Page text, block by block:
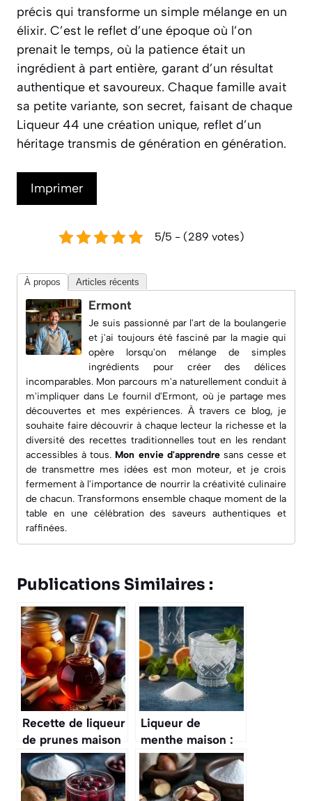
précis qui transforme un simple mélange en un
élixir. C’est le reflet d’une époque où l’on
prenait le temps, où la patience était un
ingrédient à part entière, garant d’un résultat
authentique et savoureux. Chaque famille avait
sa petite variante, son secret, faisant de chaque
Liqueur 44 une création unique, reflet d’un
héritage transmis de génération en génération.
Imprimer
5/5 - (289 votes)
À propos Articles récents
Ermont
Je suis passionné par l'art de la boulangerie
et j'ai toujours été fasciné par la magie qui
opère lorsqu'on mélange de simples
ingrédients pour créer des délices
incomparables. Mon parcours m'a naturellement conduit à
m'impliquer dans Le fournil d'Ermont, où je partage mes
découvertes et mes expériences. À travers ce blog, je
souhaite faire découvrir à chaque lecteur la richesse et la
diversité des recettes traditionnelles tout en les rendant
accessibles à tous. Mon envie d'apprendresans cesse et
de transmettre mes idées est mon moteur, et je crois
fermement à l'importance de nourrir la créativité culinaire
de chacun. Transformons ensemble chaque moment de la
table en une célébration des saveurs authentiques et
raffinées.
Publications Similaires :
Recette de liqueur
de prunes maison
: astuces et
conseils
Liqueur de
menthe maison :
recette facile et
rapide